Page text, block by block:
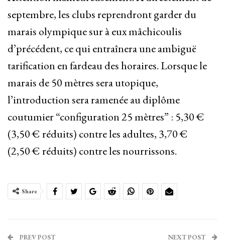
septembre, les clubs reprendront garder du
marais olympique sur à eux mâchicoulis
d’précédent, ce qui entraînera une ambiguë
tarification en fardeau des horaires. Lorsque le
marais de 50 mètres sera utopique,
l’introduction sera ramenée au diplôme
coutumier “configuration 25 mètres” : 5,30 €
(3,50 € réduits) contre les adultes, 3,70 €
(2,50 € réduits) contre les nourrissons.
Share
PREV POST NEXT POST